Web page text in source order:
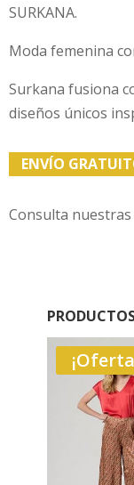
SURKANA.
Moda femenina
Surkana fusiona
diseños únicos
ENVÍO
Consulta